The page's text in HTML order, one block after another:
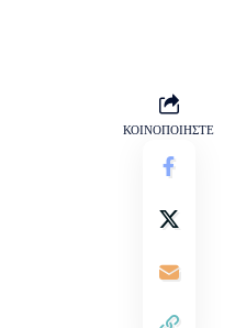
ΚΟΙΝΟΠΟΙΗΣΤΕ